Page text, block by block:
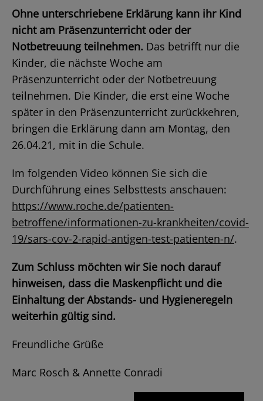
Ohne unterschriebene Erklärung kann ihr Kind
nicht am Präsenzunterricht oder der
Notbetreuung teilnehmen. Das betrifft nur die
Kinder, die nächste Woche am
Präsenzunterricht oder der Notbetreuung
teilnehmen. Die Kinder, die erst eine Woche
später in den Präsenzunterricht zurückkehren,
bringen die Erklärung dann am Montag, den
26.04.21, mit in die Schule.
Im folgenden Video können Sie sich die
Durchführung eines Selbsttests anschauen:
https://www.roche.de/patienten-
betroffene/informationen-zu-krankheiten/covid-
19/sars-cov-2-rapid-antigen-test-patienten-n/.
Zum Schluss möchten wir Sie noch darauf
hinweisen, dass die Maskenpflicht und die
Einhaltung der Abstands- und Hygieneregeln
weiterhin gültig sind.
Freundliche Grüße
Marc Rosch & Annette Conradi